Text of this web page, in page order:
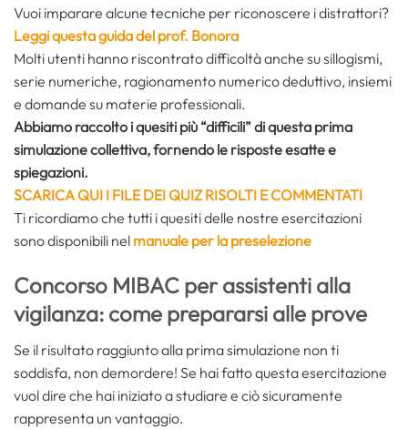
Vuoi imparare alcune tecniche per riconoscere i distrattori?
Leggi questa guida del prof. Bonora
Molti utenti hanno riscontrato difficoltà anche su sillogismi,
serie numeriche, ragionamento numerico deduttivo, insiemi
e domande su materie professionali.
Abbiamo raccolto i quesiti più “difficili” di questa prima
simulazione collettiva, fornendo le risposte esatte e
spiegazioni.
SCARICA QUI I FILE DEI QUIZ RISOLTI E COMMENTATI
Ti ricordiamo che tutti i quesiti delle nostre esercitazioni
sono disponibili nel manuale per la preselezione
Concorso MIBAC per assistenti alla
vigilanza: come prepararsi alle prove
Se il risultato raggiunto alla prima simulazione non ti
soddisfa, non demordere! Se hai fatto questa esercitazione
vuol dire che hai iniziato a studiare e ciò sicuramente
rappresenta un vantaggio.